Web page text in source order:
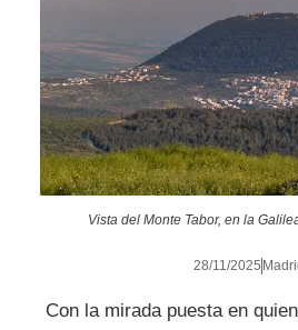
Vista del Monte Tabor, en la
28/11/2025
Con la mirada puesta en